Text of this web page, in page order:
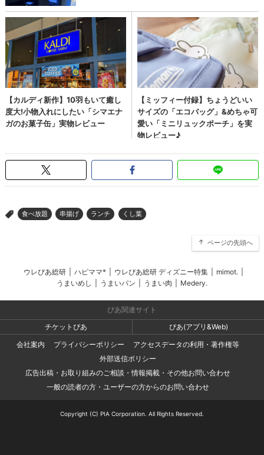
> 食べ放題 串揚げ ランチ くし葉
ページの先頭へ
ウレぴあ総研 ハピママ* ウレぴあ総研 ディズニー特集 mimot.
うまいめし
うまいパン うまい肉 Medery.
ぴあ関連サイト
チケットぴあ
ぴあ(アプリ&Web)
会社案内
プライバシーポリシー
アクセスデータの利用・著作権等
外部送信ポリシー
広告出稿・お取り組みのご相談・情報掲載・その他お問い合わせ
一般の読者の方・ユーザーの方からのお問い合わせ
Copyright (C) PIA Corporation. All Rights Reserved.